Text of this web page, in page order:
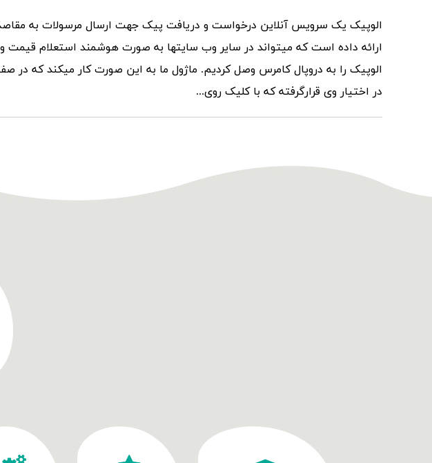
ارائه داده است که میتواند در سایر وب سایتها به صورت هوشمند استعلام
در اختیار وی قرارگرفته که با کلیک روی...